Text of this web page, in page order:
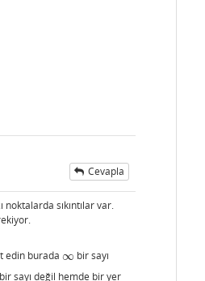
Cevapla
sıkıntılar var.
edin burada ∞
∞
bir sayı
sayı değil hemde bir yer